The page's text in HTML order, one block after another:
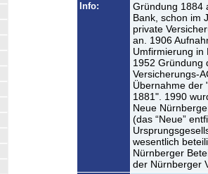
Info:
Gründung 1884
Bank, schon im
private
an. 1906
Umfirmierung in
1952 Gründung
Versicherungs-
Übernahme der
1881". 1990
Neue
(das “Neue”
wesentlich
Nürnberger
der Nürnberger